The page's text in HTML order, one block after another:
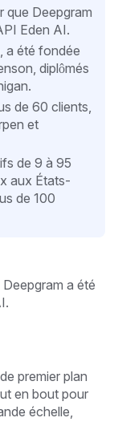
que Deepgram
Eden AI.
a été fondée
diplômés
de 60 clients,
et
de 9 à 95
aux États-
de 100
a été
premier plan
en bout pour
échelle,